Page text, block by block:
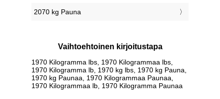
2070 kg Pauna
Vaihtoehtoinen kirjoitustapa
1970 Kilogramma lbs, 1970 Kilogrammaa lbs,
1970 Kilogramma lb, 1970 kg lbs, 1970 kg Pauna,
1970 kg Paunaa, 1970 Kilogrammaa Paunaa,
1970 Kilogrammaa lb, 1970 Kilogramma Paunaa